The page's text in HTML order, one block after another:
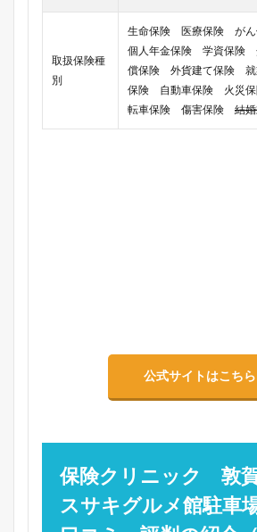
取扱保険種
別
生命保険 医療保険 が
個人年金保険 学資保険
償保険 外貨建て保険
保険 自動車保険 火災
転車保険 傷害保険 結
公式サイトはこちら
保険クリニック 敦
スサキグルメ館駐車